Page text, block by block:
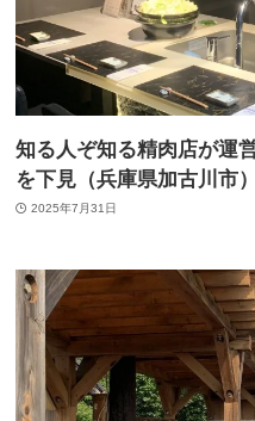
知る人ぞ知る精肉店が運
を下見（兵庫県加古川市）
2025年7月31日